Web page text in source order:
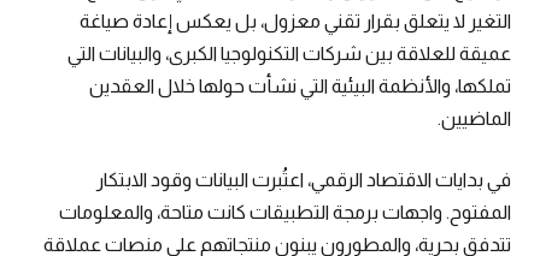
التغير لا يتعلق بقرار تقني معزول، بل يعكس إعادة صياغة
عميقة للعلاقة بين شركات التكنولوجيا الكبرى، والبيانات التي
تملكها، والأنظمة البيئية التي نشأت حولها خلال العقدين
الماضيين.
في بدايات الاقتصاد الرقمي، اعتُبرت البيانات وقود الابتكار
المفتوح. واجهات برمجة التطبيقات كانت متاحة، والمعلومات
تتدفق بحرية، والمطورون يبنون منتجاتهم على منصات عملاقة